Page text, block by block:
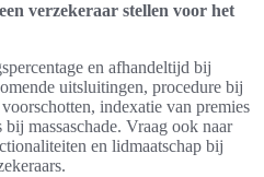
verzekeraar stellen voor het
en afhandeltijd bij
uitsluitingen, procedure bij
indexatie van premies
massaschade. Vraag ook naar
en lidmaatschap bij